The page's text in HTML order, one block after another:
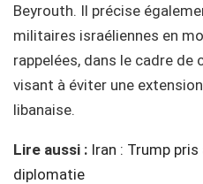
Beyrouth. Il précise
militaires israéliennes en
rappelées, dans le cadre
visant à éviter une
libanaise.
Lire aussi : Iran : Trump
diplomatie